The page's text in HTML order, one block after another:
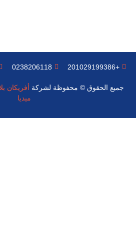
جميع الحقوق © محفوظة لشركة أفريكان
ميديا
+201029199386
0238206118